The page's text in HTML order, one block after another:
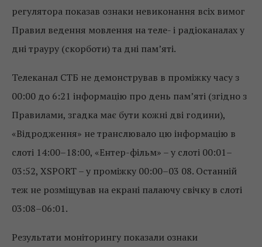
регулятора показав ознаки невиконання всіх вимог
Правил ведення мовлення на теле- і радіоканалах у
дні трауру (скорботи) та дні пам’яті.
Телеканал СТБ не демонстрував в проміжку часу з
00:00 до 6:21 інформацію про день пам’яті (згідно з
Правилами, згадка має бути кожні дві години),
«Відродження» не транслювало цю інформацію в
слоті 14:00–18:00, «Ентер-фільм» – у слоті 00:01–
03:52, XSPORT – у проміжку 00:00–03 08. Останній
теж не розміщував на екрані палаючу свічку в слоті
03:08–06:01.
Результати моніторингу показали ознаки